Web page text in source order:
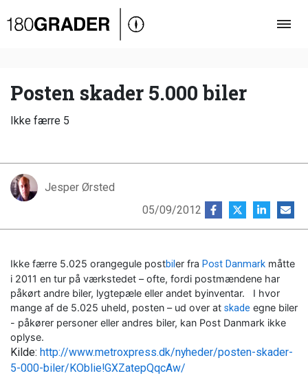
Oversigt
Debat
Video
Posten skader 5.000 biler
Ikke færre 5
Jesper Ørsted
05/09/2012
Ikke færre 5.025 orangegule postbil er fra Post Danmark måtte
i 2011 en tur på værkstedet – ofte, fordi postmændene har
påkørt andre biler, lygtepæle eller andet byinventar. I hvor
mange af de 5.025 uheld, posten – ud over at skade egne biler
- påkører personer eller andres biler, kan Post Danmark ikke
oplyse.
Kilde: http://www.metroxpress.dk/nyheder/posten-skader-
5-000-biler/KOblie!GXZatepQqcAw/